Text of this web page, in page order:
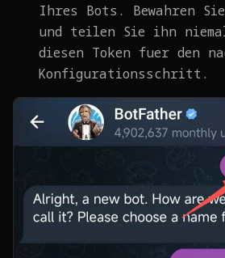
Ihres Bots. Bewahren
und teilen Sie ihn
diesen Token fuer den
Konfigurationsschritt.